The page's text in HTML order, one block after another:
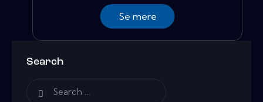
Se mere
Search